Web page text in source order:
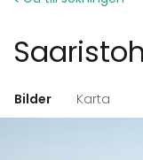
Bilder Karta